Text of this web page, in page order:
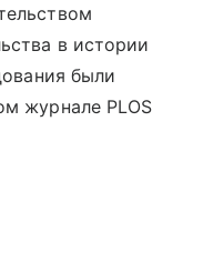
в истории
были
журнале PLOS